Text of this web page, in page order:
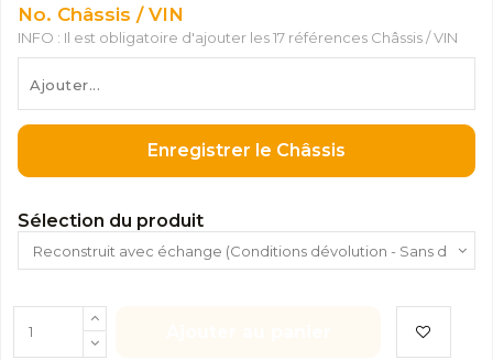
No. Châssis / VIN
INFO : Il est obligatoire d'ajouter les 17 références Châssis / VIN
Enregistrer le Châssis
Sélection du produit